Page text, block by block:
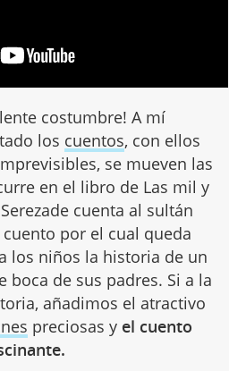
costumbre! A mí
los cuentos, con ellos
se mueven las
en el libro de Las mil y
cuenta al sultán
por el cual queda
los niños la historia de un
boca de sus padres. Si a la
añadimos el atractivo
preciosas y el cuento